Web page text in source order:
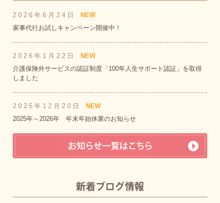
2026年6月24日
NEW
家事代行お試しキャンペーン開催中！
2026年1月22日
NEW
介護保険外サービスの認証制度「100年人生サポート認証」を取得
しました
2025年12月20日
NEW
2025年～2026年 年末年始休業のお知らせ